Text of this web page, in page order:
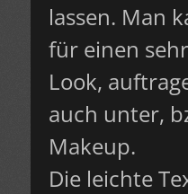
lassen. Man
für einen
Look,
auch unter,
Makeup.
Die leichte